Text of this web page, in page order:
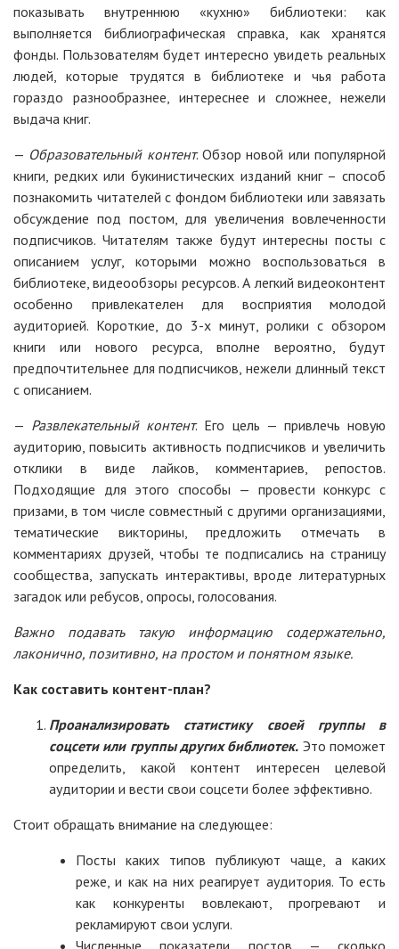
показывать внутреннюю «кухню» библиотеки: как
выполняется библиографическая справка, как хранятся
фонды. Пользователям будет интересно увидеть реальных
людей, которые трудятся в библиотеке и чья работа
гораздо разнообразнее, интереснее и сложнее, нежели
выдача книг.
— Образовательный контент. Обзор новой или популярной
книги, редких или букинистических изданий книг – способ
познакомить читателей с фондом библиотеки или завязать
обсуждение под постом, для увеличения вовлеченности
подписчиков. Читателям также будут интересны посты с
описанием услуг, которыми можно воспользоваться в
библиотеке, видеообзоры ресурсов. А легкий видеоконтент
особенно привлекателен для восприятия молодой
аудиторией. Короткие, до 3-х минут, ролики с обзором
книги или нового ресурса, вполне вероятно, будут
предпочтительнее для подписчиков, нежели длинный текст
с описанием.
— Развлекательный контент. Его цель — привлечь новую
аудиторию, повысить активность подписчиков и увеличить
отклики в виде лайков, комментариев, репостов.
Подходящие для этого способы — провести конкурс с
призами, в том числе совместный с другими организациями,
тематические викторины, предложить отмечать в
комментариях друзей, чтобы те подписались на страницу
сообщества, запускать интерактивы, вроде литературных
загадок или ребусов, опросы, голосования.
Важно подавать такую информацию содержательно,
лаконично, позитивно, на простом и понятном языке.
Как составить контент-план?
Проанализировать статистику своей группы в
соцсети или группы других библиотек. Это поможет
определить, какой контент интересен целевой
аудитории и вести свои соцсети более эффективно.
Стоит обращать внимание на следующее:
Посты каких типов публикуют чаще, а каких
реже, и как на них реагирует аудитория. То есть
как конкуренты вовлекают, прогревают и
рекламируют свои услуги.
Численные показатели постов — сколько